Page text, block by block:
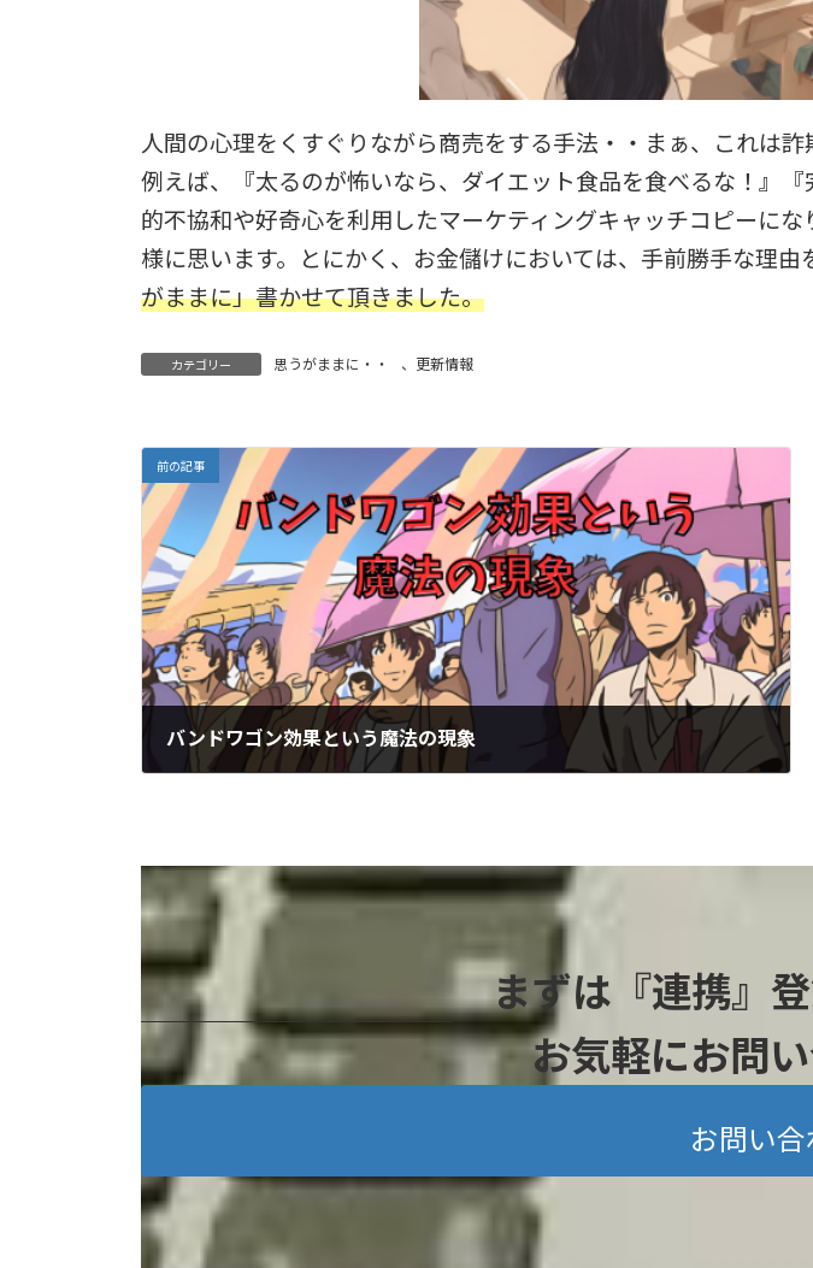
人間の心理をくすぐりながら商売をする手法・・まぁ、これは
例えば、『太るのが怖いなら、ダイエット食品を食べるな！』
的不協和や好奇心を利用したマーケティングキャッチコピーに
様に思います。とにかく、お金儲けにおいては、手前勝手な理
がままに」書かせて頂きました。
カテゴリー 思うがままに・・ 、 更新情報
前の記事
バンドワゴン効果という魔法の現象
まずは『連携』
お気軽にお問
お問い